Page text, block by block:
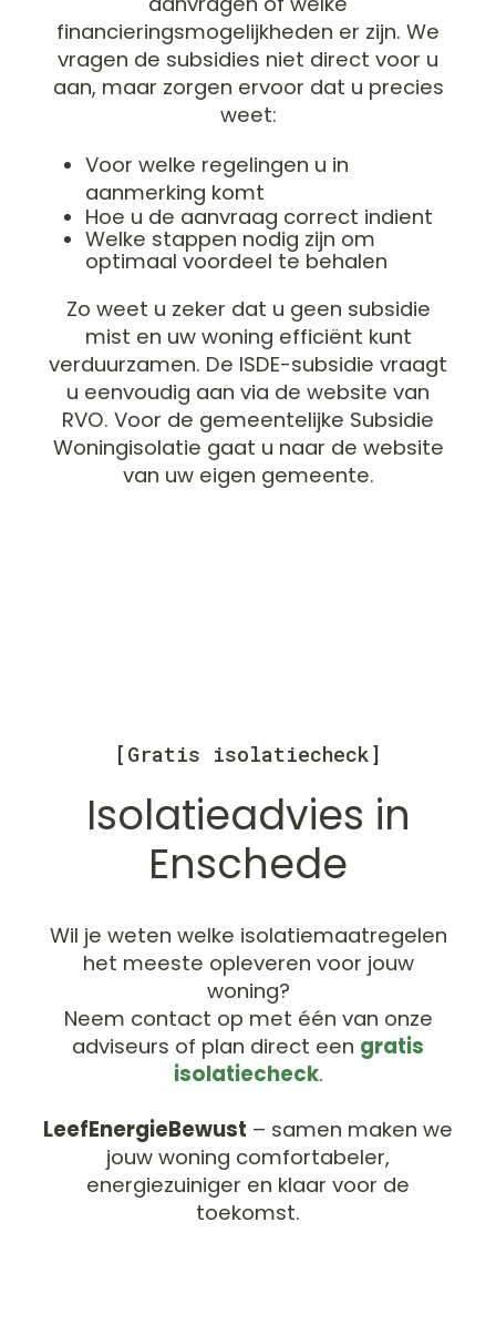
financieringsmogelijkheden er zijn. We
vragen de subsidies niet direct voor u
aan, maar zorgen ervoor dat u precies
weet:
Voor welke regelingen u in
aanmerking komt
Hoe u de aanvraag correct indient
Welke stappen nodig zijn om
optimaal voordeel te behalen
Zo weet u zeker dat u geen subsidie
mist en uw woning efficiënt kunt
verduurzamen. De ISDE-subsidie vraagt
u eenvoudig aan via de website van
RVO. Voor de gemeentelijke Subsidie
Woningisolatie gaat u naar de website
van uw eigen gemeente.
[Gratis isolatiecheck]
Isolatieadvies in
Enschede
Wil je weten welke isolatiemaatregelen
het meeste opleveren voor jouw
woning?
Neem contact op met één van onze
adviseurs of plan direct een gratis
isolatiecheck.
LeefEnergieBewust – samen maken we
jouw woning comfortabeler,
energiezuiniger en klaar voor de
toekomst.